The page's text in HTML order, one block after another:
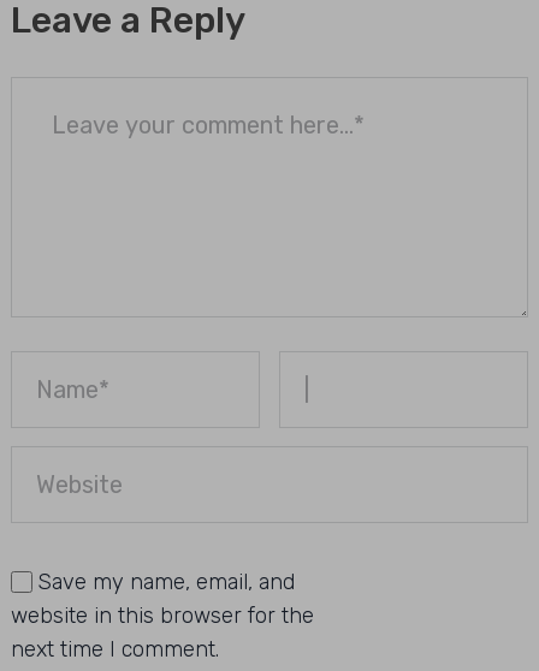
Leave a Reply
Save my name, email, and
website in this browser for the
next time I comment.